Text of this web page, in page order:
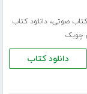
کتاب صوتی،دانلود کتاب
چوبک
دانلود کتاب